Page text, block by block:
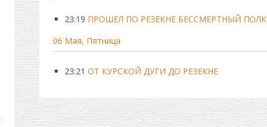
23:19 ПРОШЕЛ ПО РЕЗЕКНЕ БЕССМЕРТНЫЙ ПОЛК
06 Мая, Пятница
23:21 ОТ КУРСКОЙ ДУГИ ДО РЕЗЕКНЕ